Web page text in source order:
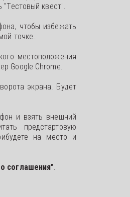
"Тестовый квест".
чтобы избежать
точке.
местоположения
Google Chrome.
экрана. Будет
и взять внешний
предстартовую
на место и
соглашения".